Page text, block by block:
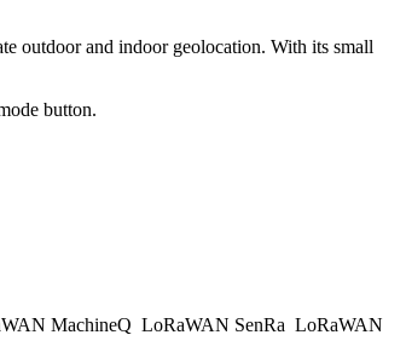
outdoor and indoor geolocation. With its small
button.
MachineQ LoRaWAN SenRa LoRaWAN